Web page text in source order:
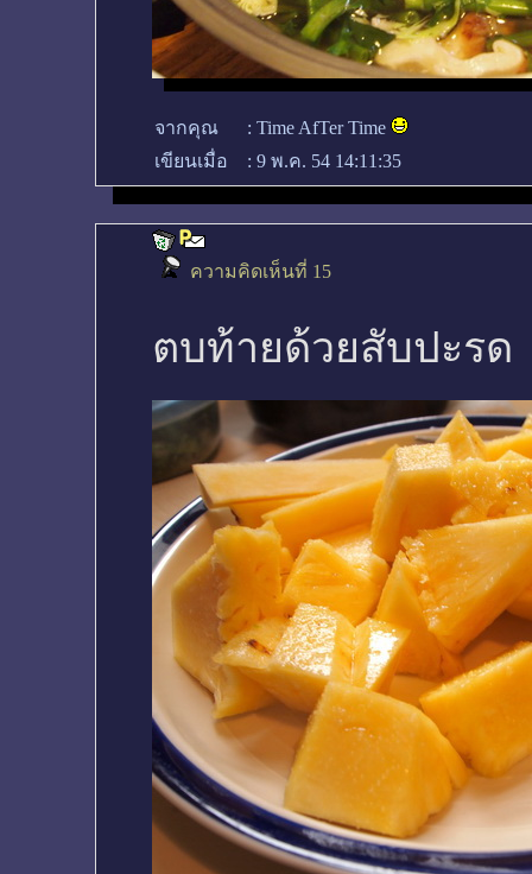
จากคุณ : Time AfTer Time
เขียนเมื่อ
: 9 พ.ค. 54 14:11:35
ความคิดเห็นที่ 15
ตบท้ายด้วยสับปะรด